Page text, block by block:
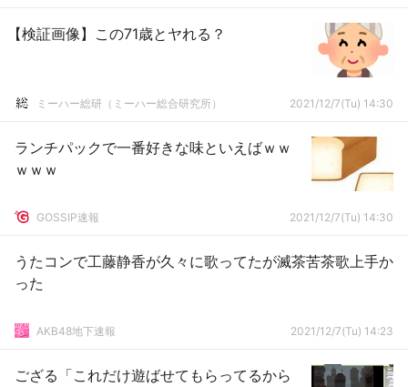
【検証画像】この71歳とヤれる？
ミーハー総研（ミーハー総合研究所） 2021/12/7(Tu) 14:30
ランチパックで一番好きな味といえばｗｗ
ｗｗｗ
GOSSIP速報 2021/12/7(Tu) 14:30
うたコンで工藤静香が久々に歌ってたが滅茶苦茶歌上手か
った
AKB48地下速報 2021/12/7(Tu) 14:23
ござる「これだけ遊ばせてもらってるから